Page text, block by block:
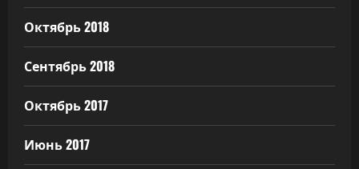
Октябрь 2018
Сентябрь 2018
Октябрь 2017
Июнь 2017